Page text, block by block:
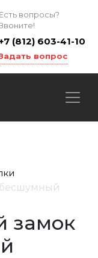
Есть вопросы?
(812) 603-41-10
вопрос
бесшумный
замок